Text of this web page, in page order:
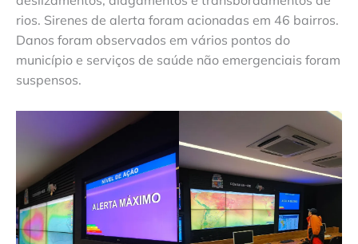
rios. Sirenes de alerta foram acionadas em 46 bairros.
Danos foram observados em vários pontos do
município e serviços de saúde não emergenciais foram
suspensos.